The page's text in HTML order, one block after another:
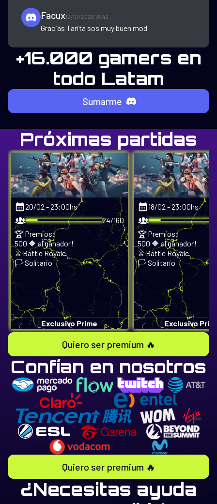
Facux12/01/2023 18:42
Gracias Tarita sos muy buen mod
+16.000 gamers en
todo Latam
Sumarme
Próximas partidas
20/02 - 23:00hs
24/160
🏆 Premios:
500 🔶 al ganador!
⚔️ Battle Royale
🏳️ Solitario
Exclusivo Prime
18/02 - 23:00hs
🏆 Premios:
500 🔶 al ganador!
⚔️ Battle Royale
🏳️ Solitario
Exclusivo
Quiero ser premium 🔥
Confían en nosotros
Quiero ser premium 🔥
¿Necesitas ayuda